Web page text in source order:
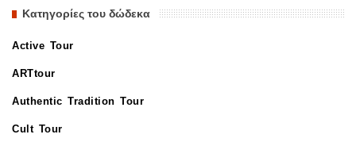
Κατηγορίες του δώδεκα
Active Tour
ARTtour
Authentic Tradition Tour
Cult Tour